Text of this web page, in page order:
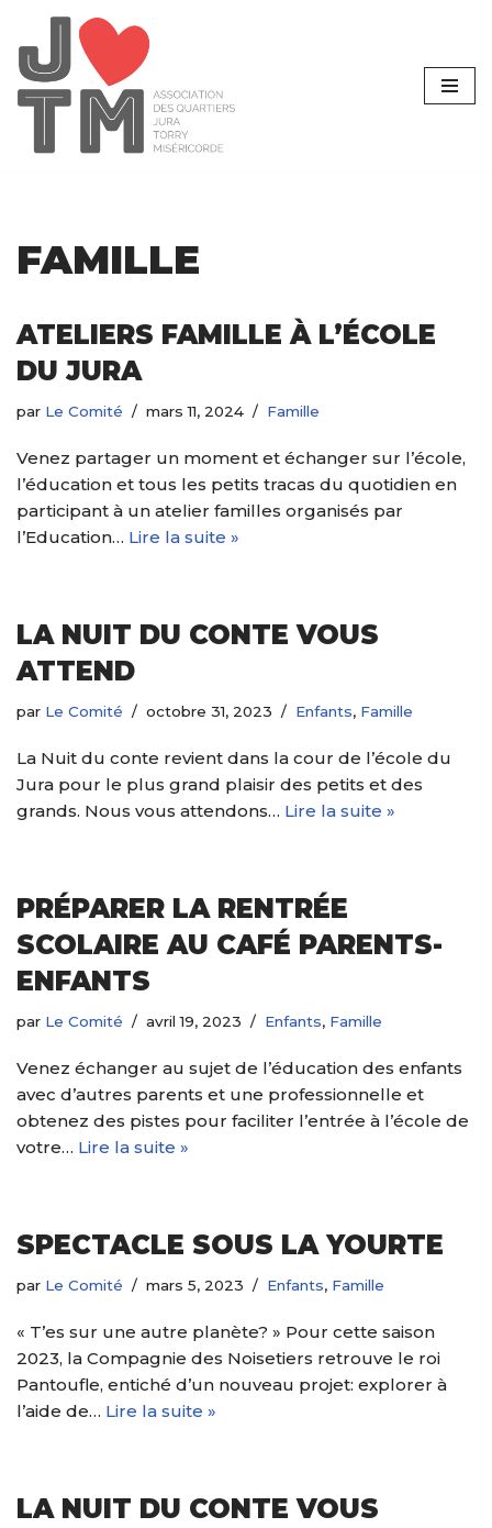
Aller
au
contenu
FAMILLE
ATELIERS FAMILLE À L’ÉCOLE
DU JURA
par Le Comité mars 11, 2024 Famille
Venez partager un moment et échanger sur l’école,
l’éducation et tous les petits tracas du quotidien en
participant à un atelier familles organisés par
l’Education… Lire la suite »
LA NUIT DU CONTE VOUS
ATTEND
par Le Comité octobre 31, 2023 Enfants, Famille
La Nuit du conte revient dans la cour de l’école du
Jura pour le plus grand plaisir des petits et des
grands. Nous vous attendons… Lire la suite »
PRÉPARER LA RENTRÉE
SCOLAIRE AU CAFÉ PARENTS-
ENFANTS
par Le Comité avril 19, 2023 Enfants, Famille
Venez échanger au sujet de l’éducation des enfants
avec d’autres parents et une professionnelle et
obtenez des pistes pour faciliter l’entrée à l’école de
votre… Lire la suite »
SPECTACLE SOUS LA YOURTE
par Le Comité mars 5, 2023 Enfants, Famille
« T’es sur une autre planète? » Pour cette saison
2023, la Compagnie des Noisetiers retrouve le roi
Pantoufle, entiché d’un nouveau projet: explorer à
l’aide de… Lire la suite »
LA NUIT DU CONTE VOUS